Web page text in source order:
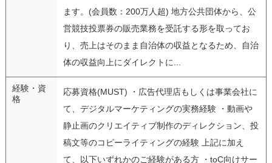
ます。(会員数：200万人超) 地方公共団体から、公
営競技投票券の販売業務を受託する形を取ってお
り、売上はそのまま自治体の収益となるため、自治
体の収益向上にダイレクトに...
経験・資
格
応募資格(MUST) ・広告代理店もしくは事業会社に
て、デジタルマーケティングの実務経験 ・動画や
静止画のクリエイティブ制作のディレクション、投
稿文等のコピーライティングの経験 上記に加え
て、以下いずれかのご経験がある方 ・toC向けサー